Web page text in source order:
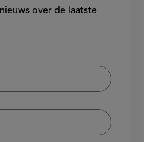
over de laatste